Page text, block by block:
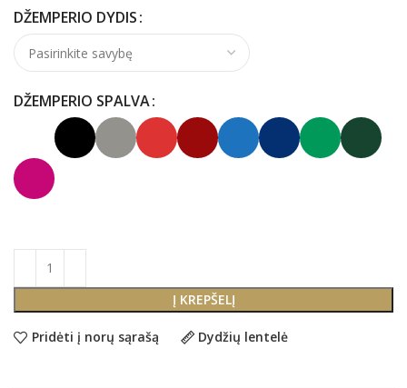
DŽEMPERIO DYDIS
DŽEMPERIO SPALVA
Į KREPŠELĮ
Pridėti į norų sąrašą Dydžių lentelė